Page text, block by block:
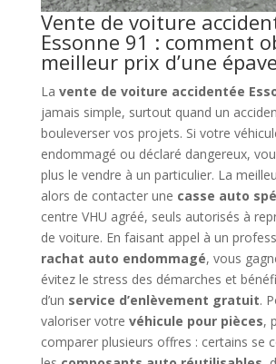
Vente de voiture
Essonne 91 : comment
meilleur prix d’une
La vente de voiture accidentée
jamais simple, surtout quand un
bouleverser vos projets. Si votre
endommagé ou déclaré dangereux,
plus le vendre à un particulier. La
alors de contacter une casse auto
centre VHU agréé, seuls autorisés à
de voiture. En faisant appel à un
rachat auto endommagé, vous
évitez le stress des démarches et
d’un service d’enlèvement gratuit.
valoriser votre véhicule pour pièces,
comparer plusieurs offres : certains se